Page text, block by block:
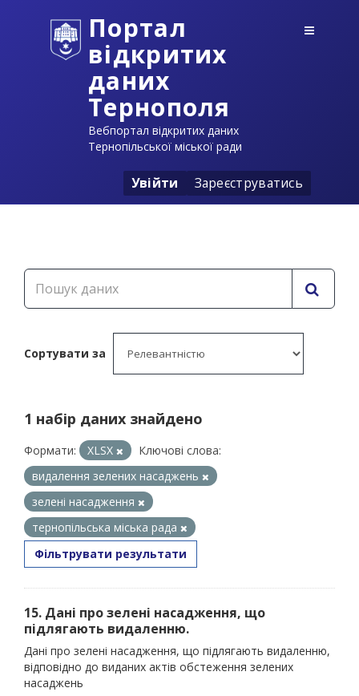
Портал
відкритих
даних
Тернополя
Вебпортал відкритих даних
Тернопільської міської ради
Увійти Зареєструватись
Сортувати за
1 набір даних знайдено
Формати: XLSX
Ключові слова:
видалення зелених насаджень
зелені насадження
тернопільська міська рада
Фільтрувати результати
15. Дані про зелені насадження, що
підлягають видаленню.
Дані про зелені насадження, що підлягають видаленню,
відповідно до виданих актів обстеження зелених
насаджень